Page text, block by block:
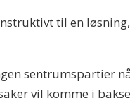
til en
sentrumspartier
vil komme i